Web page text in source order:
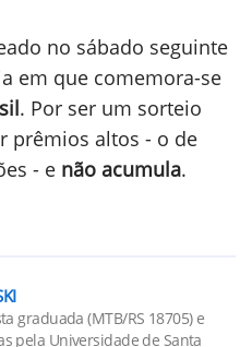
no sábado seguinte
em que comemora-se
. Por ser um sorteio
prêmios altos - o de
- e não acumula.
graduada (MTB/RS 18705) e
pela Universidade de Santa